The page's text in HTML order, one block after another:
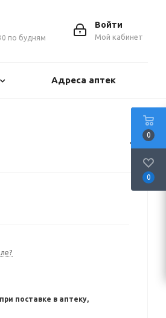
Войти
Мой кабинет
по будням
Адреса аптек
поставке в аптеку,
0
0